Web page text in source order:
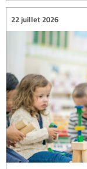
22 juillet 2026